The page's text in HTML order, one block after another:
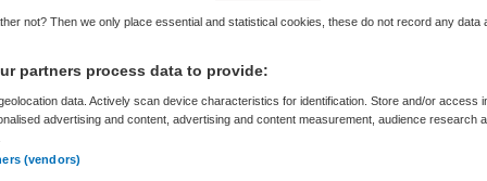
Skipr Redactie 9 juli 2019,08:52 51 keer gelezen
not? Then we only place essential and statistical cookies, these do not record any data
partners process data to provide:
data. Actively scan device characteristics for identification. Store and/or access
advertising and content, advertising and content measurement, audience research
(vendors)